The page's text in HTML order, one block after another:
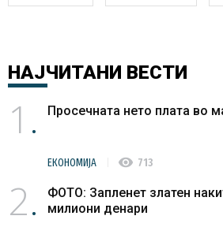
НАЈЧИТАНИ ВЕСТИ
1 Просечната нето плата во
ЕКОНОМИЈА visibility 713
2
ФОТО: Запленет златен
милиони денари